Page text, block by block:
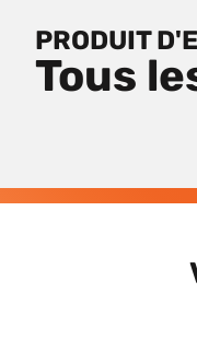
PRODUIT
Tous